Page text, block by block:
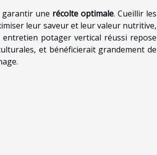
garantir une récolte optimale. Cueillir les
leur saveur et leur valeur nutritive,
potager vertical réussi repose
et bénéficierait grandement de